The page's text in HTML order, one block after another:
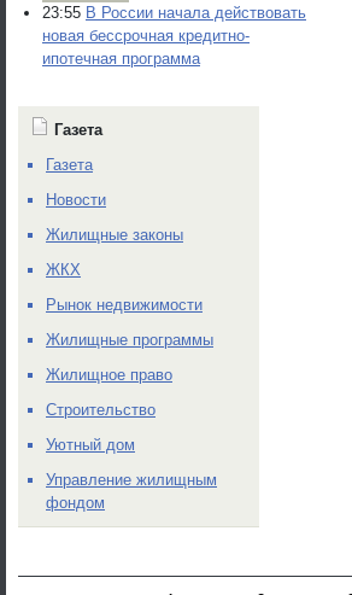
23:55 В России начала действовать
новая бессрочная кредитно-
ипотечная программа
Газета
Газета
Новости
Жилищные законы
ЖКХ
Рынок недвижимости
Жилищные программы
Жилищное право
Строительство
Уютный дом
Управление жилищным
фондом